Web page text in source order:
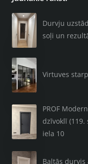
Durvju
soļi un
Virtuves
PROF
dzīvoklī
iela 10
Baltās durvis